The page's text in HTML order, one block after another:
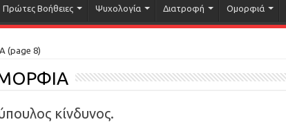
Πρώτες Βοήθειες Ψυχολογία Διατροφή Ομορφιά
(page 8)
κίνδυνος.